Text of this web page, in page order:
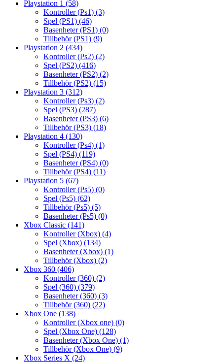
Playstation 1 (58)
Kontroller (Ps1) (3)
Spel (PS1) (46)
Basenheter (PS1) (0)
Tillbehör (PS1) (9)
Playstation 2 (434)
Kontroller (Ps2) (2)
Spel (PS2) (416)
Basenheter (PS2) (2)
Tillbehör (PS2) (15)
Playstation 3 (312)
Kontroller (Ps3) (2)
Spel (PS3) (287)
Basenheter (PS3) (6)
Tillbehör (PS3) (18)
Playstation 4 (130)
Kontroller (Ps4) (1)
Spel (PS4) (119)
Basenheter (PS4) (0)
Tillbehör (PS4) (11)
Playstation 5 (67)
Kontroller (Ps5) (0)
Spel (Ps5) (62)
Tillbehör (Ps5) (5)
Basenheter (Ps5) (0)
Xbox Classic (141)
Kontroller (Xbox) (4)
Spel (Xbox) (134)
Basenheter (Xbox) (1)
Tillbehör (Xbox) (2)
Xbox 360 (406)
Kontroller (360) (2)
Spel (360) (379)
Basenheter (360) (3)
Tillbehör (360) (22)
Xbox One (138)
Kontroller (Xbox one) (0)
Spel (Xbox One) (128)
Basenheter (Xbox One) (1)
Tillbehör (Xbox One) (9)
Xbox Series X (24)